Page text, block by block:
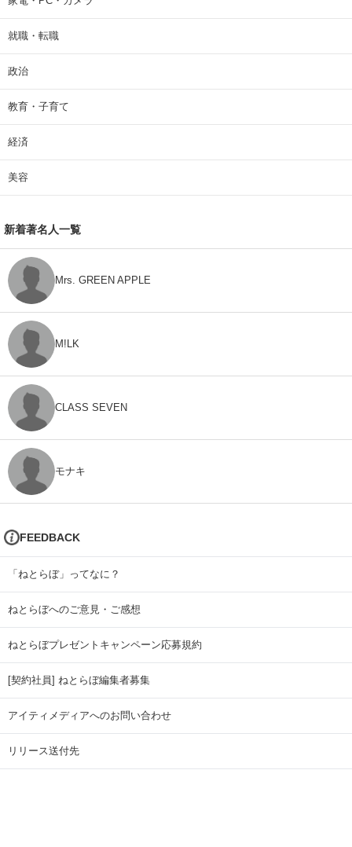
就職・転職
政治
教育・子育て
経済
美容
新着著名人一覧
Mrs. GREEN APPLE
M!LK
CLASS SEVEN
モナキ
FEEDBACK
「ねとらぼ」ってなに？
ねとらぼへのご意見・ご感想
ねとらぼプレゼントキャンペーン応募規約
[契約社員] ねとらぼ編集者募集
アイティメディアへのお問い合わせ
リリース送付先